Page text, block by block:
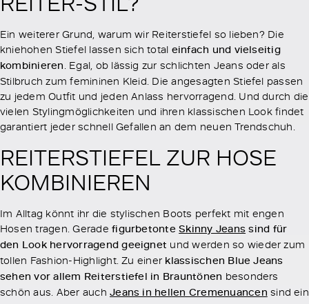
Ein weiterer Grund, warum wir Reiterstiefel so lieben? Die
kniehohen Stiefel lassen sich total einfach und vielseitig
kombinieren. Egal, ob lässig zur schlichten Jeans oder als
Stilbruch zum femininen Kleid. Die angesagten Stiefel passen
zu jedem Outfit und jeden Anlass hervorragend. Und durch die
vielen Stylingmöglichkeiten und ihren klassischen Look findet
garantiert jeder schnell Gefallen an dem neuen Trendschuh.
REITERSTIEFEL ZUR HOSE
KOMBINIEREN
Im Alltag könnt ihr die stylischen Boots perfekt mit engen
Hosen tragen. GeradefigurbetonteSkinny Jeanssind für
den Look hervorragend geeignet und werden so wieder zum
tollen Fashion-Highlight. Zu einer klassischen Blue Jeans
sehen vor allem Reiterstiefel in Brauntönen besonders
schön aus. Aber auchJeans in hellen Cremenuancen sind ein